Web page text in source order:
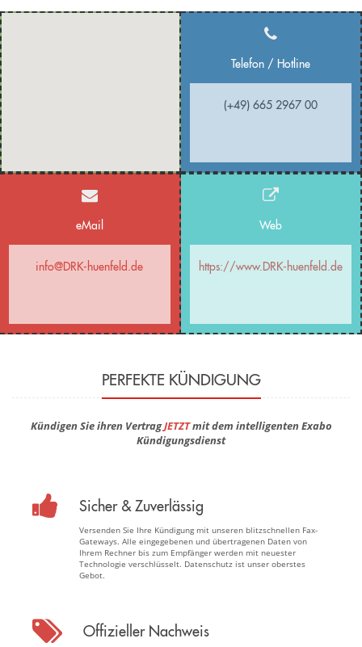
Telefon / Hotline
(+49) 665 2967 00
eMail
info@DRK-huenfeld.de
Web
https://www.DRK-huenfeld.de
PERFEKTE KÜNDIGUNG
Kündigen Sie ihren VertragJETZTmit dem intelligenten Exabo
Kündigungsdienst
Sicher & Zuverlässig
Versenden Sie Ihre Kündigung mit unseren blitzschnellen Fax-
Gateways. Alle eingegebenen und übertragenen Daten von
Ihrem Rechner bis zum Empfänger werden mit neuester
Technologie verschlüsselt. Datenschutz ist unser oberstes
Gebot.
Offizieller Nachweis